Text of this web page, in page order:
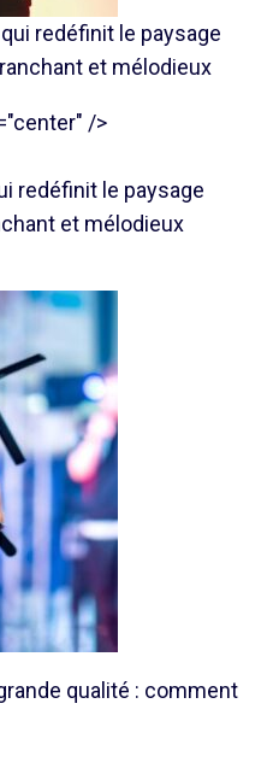
redéfinit le paysage
et mélodieux
/>
redéfinit le paysage
et mélodieux
qualité : comment